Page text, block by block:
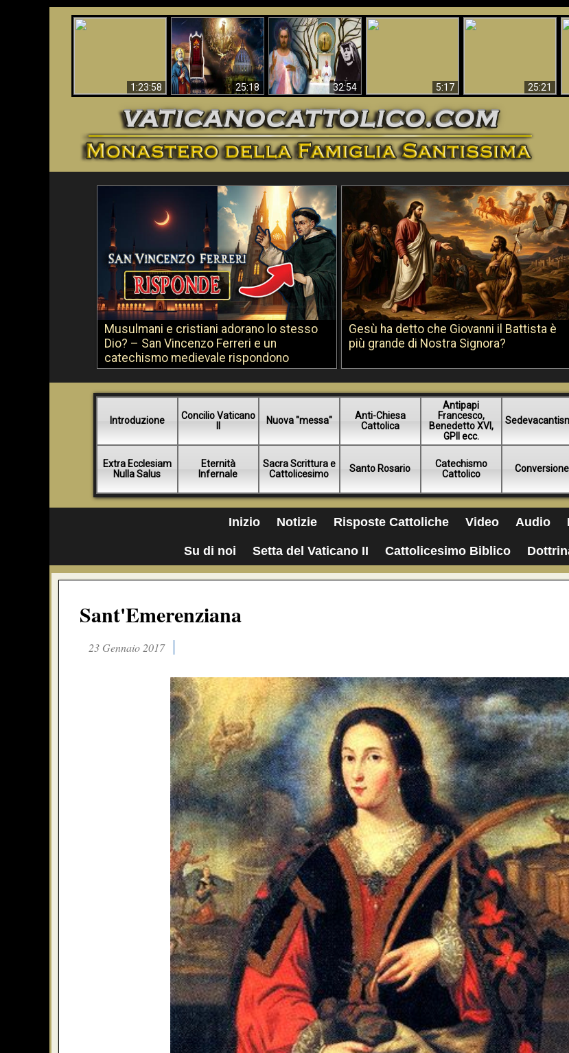
1:23:58 25:18
La Bibbia ha previsto
70 anni senza Papa?
32:54
Faustina e la Divina
Misericordia – un
inganno
5:17
25:21
Musulmani e cristiani adorano lo stesso
Dio? – San Vincenzo Ferreri e un
catechismo medievale rispondono
Gesù ha detto che Giovanni il Battista è
più grande di Nostra Signora?
Introduzione
Concilio Vaticano
Nuova "messa"
Anti-Chiesa
Cattolica
Antipapi
Francesco,
Benedetto XVI,
GPII ecc.
Extra Ecclesiam
Nulla Salus
Eternità
Infernale
Sacra Scrittura e
Cattolicesimo
Santo Rosario
Catechismo
Cattolico
Conversione
Inizio Notizie Risposte Cattoliche Video Audio
Su di noi Setta del Vaticano II Cattolicesimo Biblico
Sant'Emerenziana
23 Gennaio 2017